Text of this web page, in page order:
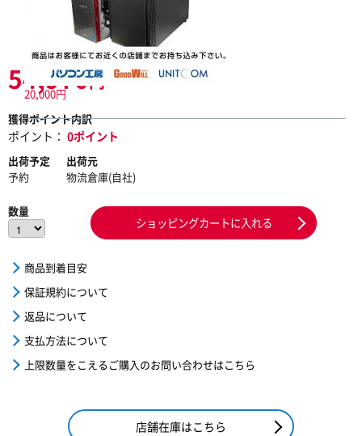
20,000円
54,970円
獲得ポイント内訳
ポイント： 0ポイント
出荷予定
予約
出荷元
物流倉庫(自社)
数量
ショッピングカートに入れる
商品到着目安
保証規約について
返品について
支払方法について
上限数量をこえるご購入のお問い合わせはこちら
店舗在庫はこちら